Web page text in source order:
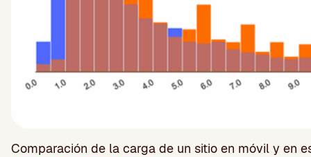
Comparación de la carga de un sitio en móvil y en